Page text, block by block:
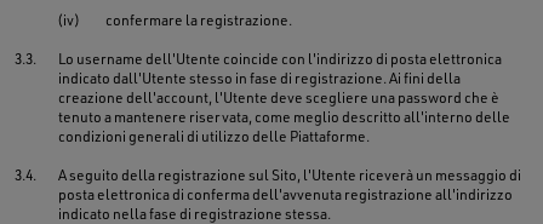
(iv) confermare la registrazione.
3.3.
Lo username dell'Utente coincide con l'indirizzo di posta elettronica
indicato dall'Utente stesso in fase di registrazione. Ai fini della
creazione dell'account, l'Utente deve scegliere una password che è
tenuto a mantenere riservata, come meglio descritto all'interno delle
condizioni generali di utilizzo delle Piattaforme.
3.4.
A seguito della registrazione sul Sito, l'Utente riceverà un messaggio di
posta elettronica di conferma dell'avvenuta registrazione all'indirizzo
indicato nella fase di registrazione stessa.